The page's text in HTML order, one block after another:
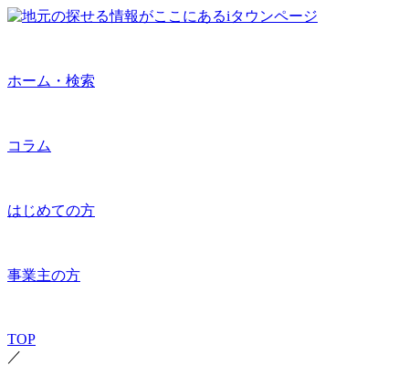
ホーム・検索
コラム
はじめての方
事業主の方
TOP
／